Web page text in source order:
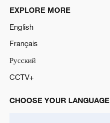
EXPLORE MORE
English
Français
Русский
CCTV+
CHOOSE YOUR LANGUAGE